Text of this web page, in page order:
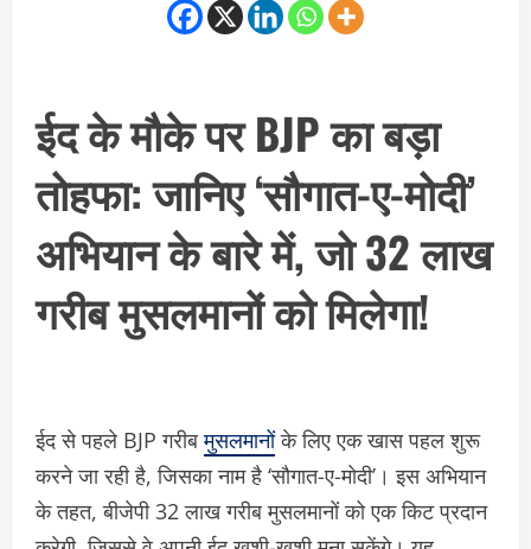
ईद के मौके पर BJP का बड़ा
तोहफा: जानिए ‘सौगात-ए-मोदी’
अभियान के बारे में, जो 32 लाख
गरीब मुसलमानों को मिलेगा!
ईद से पहले BJP गरीबमुसलमानोंके लिए एक खास पहल शुरू
करने जा रही है, जिसका नाम है ‘सौगात-ए-मोदी’। इस अभियान
के तहत, बीजेपी 32 लाख गरीब मुसलमानों को एक किट प्रदान